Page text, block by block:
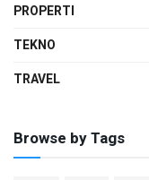
PROPERTI
TEKNO
TRAVEL
Browse by Tags